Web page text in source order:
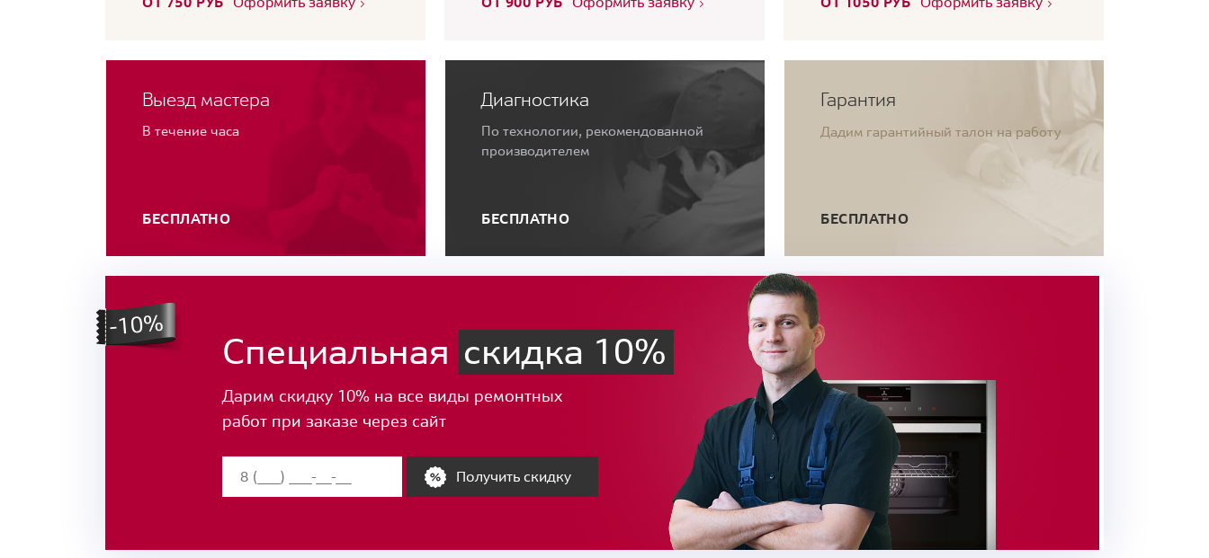
Выезд мастера
В течение часа
БЕСПЛАТНО
Диагностика
По технологии, рекомендованной
производителем
БЕСПЛАТНО
Гарантия
Дадим гарантийный талон на работу
БЕСПЛАТНО
Специальная скидка 10%
Дарим скидку 10% на все виды ремонтных
работ при заказе через сайт
Получить скидку